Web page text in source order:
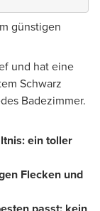
günstigen
und hat eine
Schwarz
Badezimmer.
ein toller
Flecken und